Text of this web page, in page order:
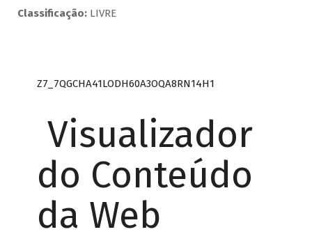
Classificação:LIVRE
Z7_7QGCHA41LODH60A3OQA8RN14H1
Visualizador
do Conteúdo
da Web